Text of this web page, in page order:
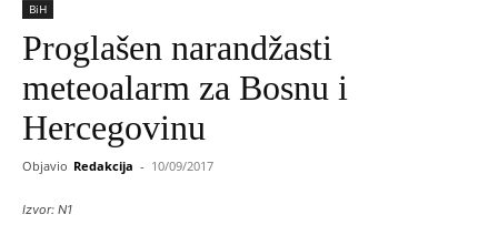
BiH
Proglašen narandžasti
meteoalarm za Bosnu i
Hercegovinu
Objavio Redakcija - 10/09/2017
Izvor: N1